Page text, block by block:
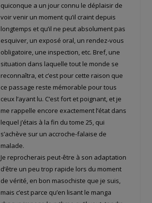
quiconque a un jour connu le déplaisir de
voir venir un moment qu’il craint depuis
longtemps et qu’il ne peut absolument pas
esquiver, un exposé oral, un rendez-vous
obligatoire, une inspection, etc. Bref, une
situation dans laquelle tout le monde se
reconnaîtra, et c’est pour cette raison que
ce passage reste mémorable pour tous
ceux l’ayant lu. C’est fort et poignant, et je
me rappelle encore exactement l’état dans
lequel j’étais à la fin du tome 25, qui
s’achève sur un accroche-falaise de
malade.
Je reprocherais peut-être à son adaptation
d’être un peu trop rapide lors du moment
de vérité, en bon masochiste que je suis,
mais c’est parce qu’en lisant le manga